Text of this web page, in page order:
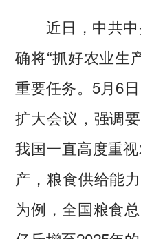
近日，中共中
确将“抓好农业生
重要任务。5月6
扩大会议，强调要
我国一直高度重
产，粮食供给能
为例，全国粮食